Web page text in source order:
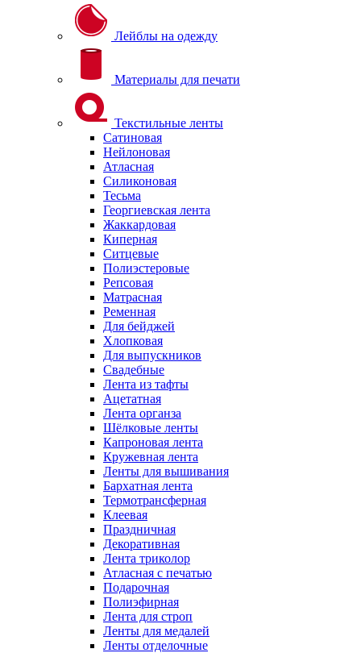
Лейблы на одежду
Материалы для печати
Текстильные ленты
Сатиновая
Нейлоновая
Атласная
Силиконовая
Тесьма
Георгиевская лента
Жаккардовая
Киперная
Ситцевые
Полиэстеровые
Репсовая
Матрасная
Ременная
Для бейджей
Хлопковая
Для выпускников
Свадебные
Лента из тафты
Ацетатная
Лента органза
Шёлковые ленты
Капроновая лента
Кружевная лента
Ленты для вышивания
Бархатная лента
Термотрансферная
Клеевая
Праздничная
Декоративная
Лента триколор
Атласная с печатью
Подарочная
Полиэфирная
Лента для строп
Ленты для медалей
Ленты отделочные